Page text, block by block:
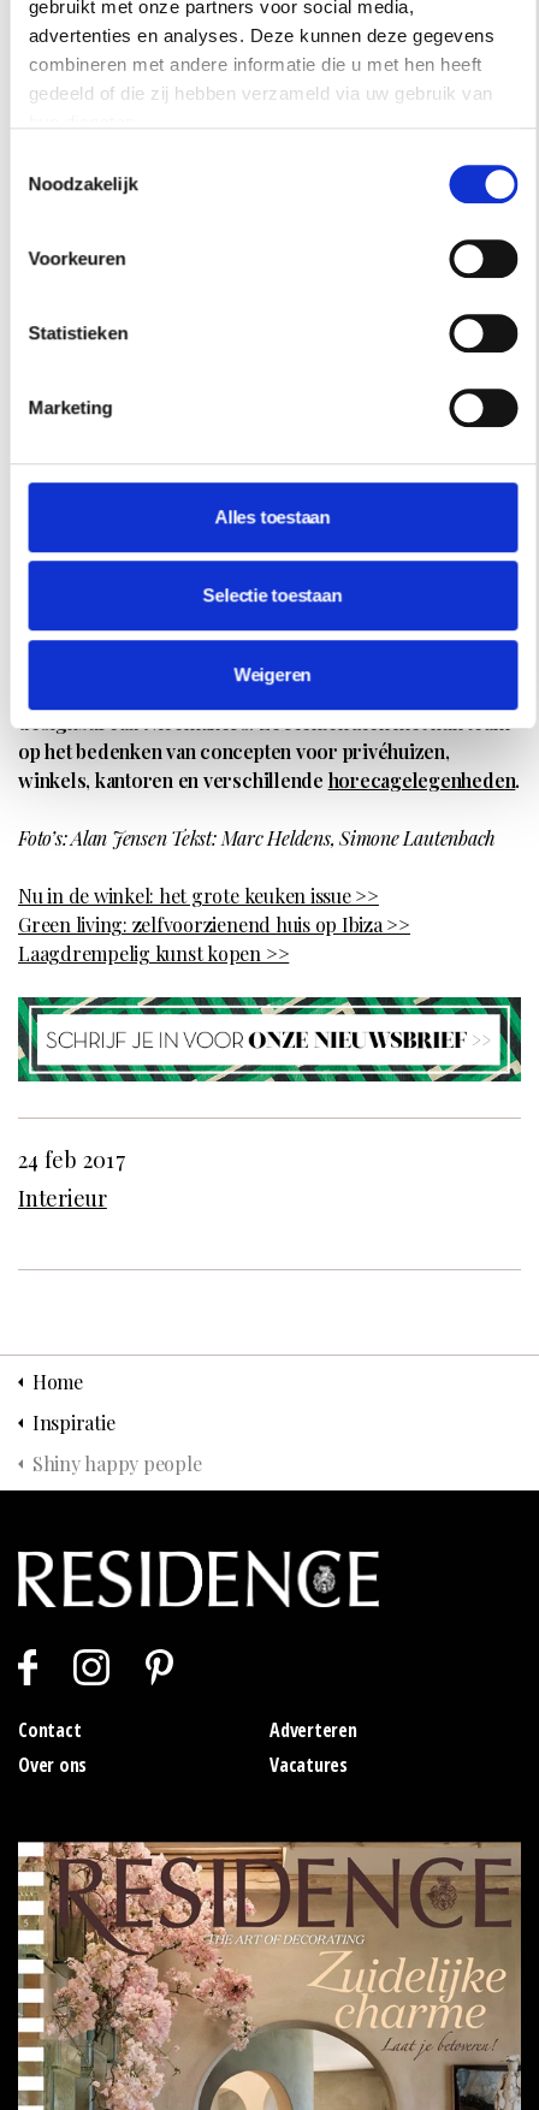
gebruikt met onze partners voor social media,
advertenties en analyses. Deze kunnen deze gegevens
combineren met andere informatie die u met hen heeft
gedeeld of die zij hebben verzameld via uw gebruik van
Noodzakelijk
Voorkeuren
Statistieken
Marketing
Alles toestaan
Selectie toestaan
Weigeren
het food concept Sla met inmiddels acht vestigingen.
Pierson is daarnaast de oprichter en hoofdredacteur van
het online magazine Bedrock.
Dax Roll en Joyce Urbanus zijn het creatieve duo achter
designbureau Nicemakers. Ze richten zich met hun team
op het bedenken van concepten voor privéhuizen,
winkels, kantoren en verschillende horecagelegenheden.
Foto’s: Alan Jensen Tekst: Marc Heldens, Simone Lautenbach
Nu in de winkel: het grote keuken issue >>
Green living: zelfvoorzienend huis op Ibiza >>
Laagdrempelig kunst kopen >>
24 feb 2017
Interieur
Home
Inspiratie
Shiny happy people
Contact
Adverteren
Over ons
Vacatures